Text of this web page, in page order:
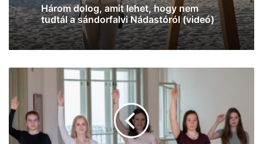
m
Na, ez mennyire király már: 60 SZIN-
jegyet VIP-re húz fel a Coca-Cola
Szegeden!